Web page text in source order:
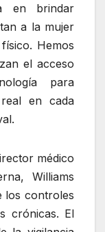
en brindar
a la mujer
Hemos
el acceso
para
en cada
médico
Williams
los controles
crónicas. El